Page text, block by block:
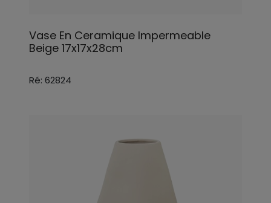
Vase En Ceramique Impermeable
Beige 17x17x28cm
Ré: 62824